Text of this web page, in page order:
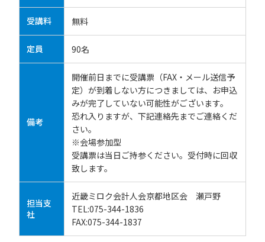
受講料 無料
定員 90名
備考
開催前日までに受講票（FAX・メール送信予
定）が到着しない方につきましては、お申込
みが完了していない可能性がございます。
恐れ入りますが、下記連絡先までご連絡くだ
さい。
※会場参加型
受講票は当日ご持参ください。受付時に回収
致します。
担当支
社
近畿ミロク会計人会京都地区会 瀬戸野
TEL:075-344-1836
FAX:075-344-1837